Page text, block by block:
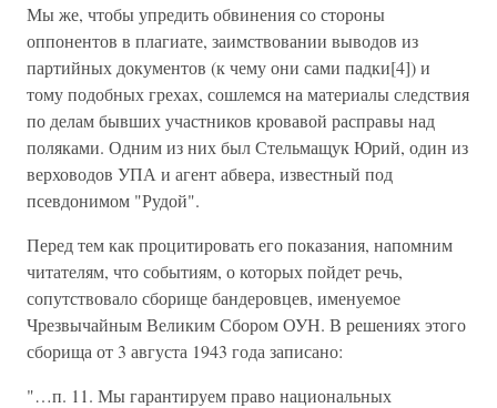
Мы же, чтобы упредить обвинения со стороны
оппонентов в плагиате, заимствовании выводов из
партийных документов (к чему они сами падки[4]) и
тому подобных грехах, сошлемся на материалы следствия
по делам бывших участников кровавой расправы над
поляками. Одним из них был Стельмащук Юрий, один из
верховодов УПА и агент абвера, известный под
псевдонимом "Рудой".
Перед тем как процитировать его показания, напомним
читателям, что событиям, о которых пойдет речь,
сопутствовало сборище бандеровцев, именуемое
Чрезвычайным Великим Сбором ОУН. В решениях этого
сборища от 3 августа 1943 года записано:
"…п. 11. Мы гарантируем право национальных